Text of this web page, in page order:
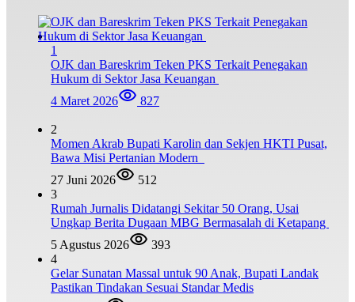
1
OJK dan Bareskrim Teken PKS Terkait Penegakan
Hukum di Sektor Jasa Keuangan
4 Maret 2026
827
2
Momen Akrab Bupati Karolin dan Sekjen HKTI Pusat,
Bawa Misi Pertanian Modern
27 Juni 2026
512
3
Rumah Jurnalis Didatangi Sekitar 50 Orang, Usai
Ungkap Berita Dugaan MBG Bermasalah di Ketapang
5 Agustus 2026
393
4
Gelar Sunatan Massal untuk 90 Anak, Bupati Landak
Pastikan Tindakan Sesuai Standar Medis